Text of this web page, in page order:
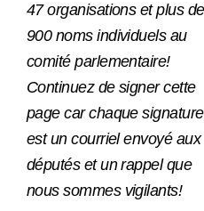
47 organisations et plus de
900 noms individuels au
comité parlementaire!
Continuez de signer cette
page car chaque signature
est un courriel envoyé aux
députés et un rappel que
nous sommes vigilants!